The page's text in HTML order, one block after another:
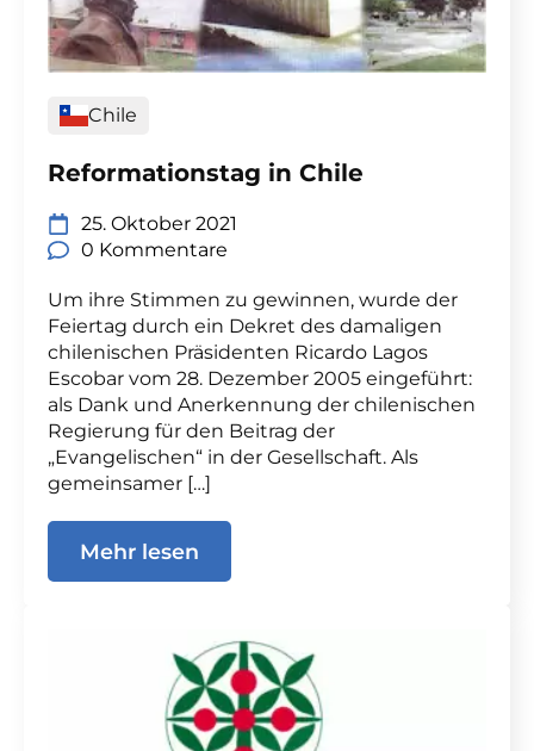
Chile
Reformationstag in Chile
25. Oktober 2021
0 Kommentare
Um ihre Stimmen zu gewinnen, wurde der
Feiertag durch ein Dekret des damaligen
chilenischen Präsidenten Ricardo Lagos
Escobar vom 28. Dezember 2005 eingeführt:
als Dank und Anerkennung der chilenischen
Regierung für den Beitrag der
„Evangelischen“ in der Gesellschaft. Als
gemeinsamer […]
Mehr lesen